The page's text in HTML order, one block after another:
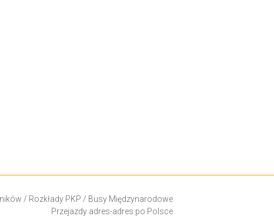
/ Rozkłady PKP / Busy Międzynarodowe
Przejazdy adres-adres po Polsce